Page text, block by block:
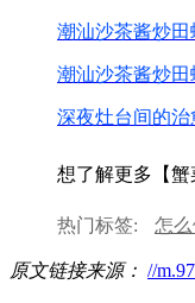
潮汕沙茶酱炒田
潮汕沙茶酱炒田
深夜灶台间的
想了解更多【蟹
热门标签: 怎
用
酱汁鸡腿与
原文链接来源： //